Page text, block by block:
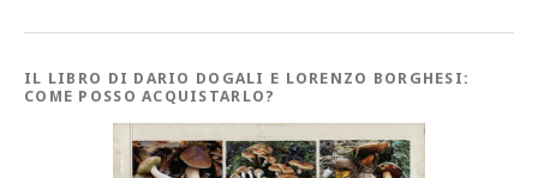
IL LIBRO DI DARIO DOGALI E LORENZO BORGHESI:
COME POSSO ACQUISTARLO?